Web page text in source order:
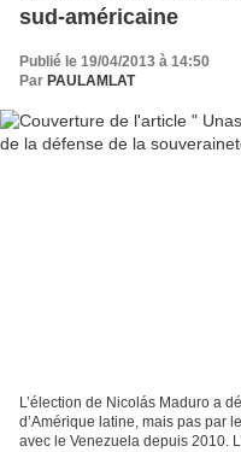
sud-américaine
Publié le 19/04/2013 à 14:50
Par PAULAMLAT
L’élection de Nicolás Maduro a
d’Amérique latine, mais pas par
avec le Venezuela depuis 2010.